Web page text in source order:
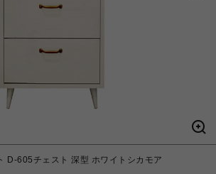
D-605チェスト 深型 ホワイトシカモア